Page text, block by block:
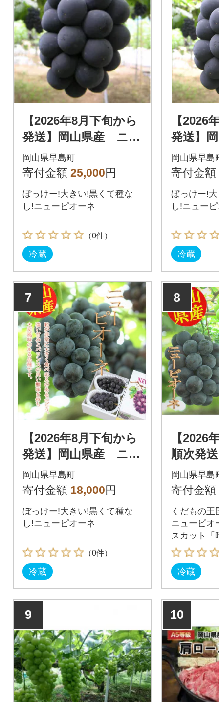
【2026年8月下旬から
発送】岡山県産 ニュ
ーピオーネ(1房480g
以上)4房入り
岡山県早島町
寄付金額 25,000円
ぼっけー!大きい!黒くて種な
し!ニューピオーネ
（0件）
冷蔵
【2026
発送】
ーピオ
以上)2
岡山県早島
寄付金額
ぼっけー!
し!ニュー
冷蔵
7
【2026年8月下旬から
発送】岡山県産 ニュ
ーピオーネ(1房600g
以上)2房入り
岡山県早島町
寄付金額 18,000円
ぼっけー!大きい!黒くて種な
し!ニューピオーネ
（0件）
冷蔵
8
【2026
順次発
ューピ
ャイン
岡山県早島
寄付金額
くだもの王
ニューピオ
スカット「
冷蔵
9 10